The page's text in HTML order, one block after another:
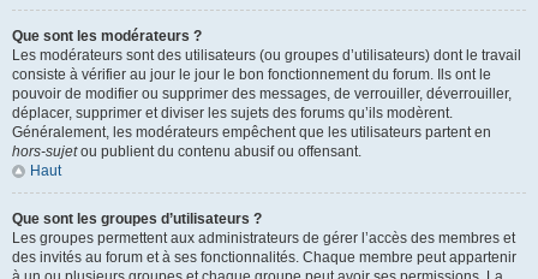
Que sont les modérateurs ?
Les modérateurs sont des utilisateurs (ou groupes d’utilisateurs) dont le travail
consiste à vérifier au jour le jour le bon fonctionnement du forum. Ils ont le
pouvoir de modifier ou supprimer des messages, de verrouiller, déverrouiller,
déplacer, supprimer et diviser les sujets des forums qu’ils modèrent.
Généralement, les modérateurs empêchent que les utilisateurs partent en
hors-sujetou publient du contenu abusif ou offensant.
Haut
Que sont les groupes d’utilisateurs ?
Les groupes permettent aux administrateurs de gérer l’accès des membres et
des invités au forum et à ses fonctionnalités. Chaque membre peut appartenir